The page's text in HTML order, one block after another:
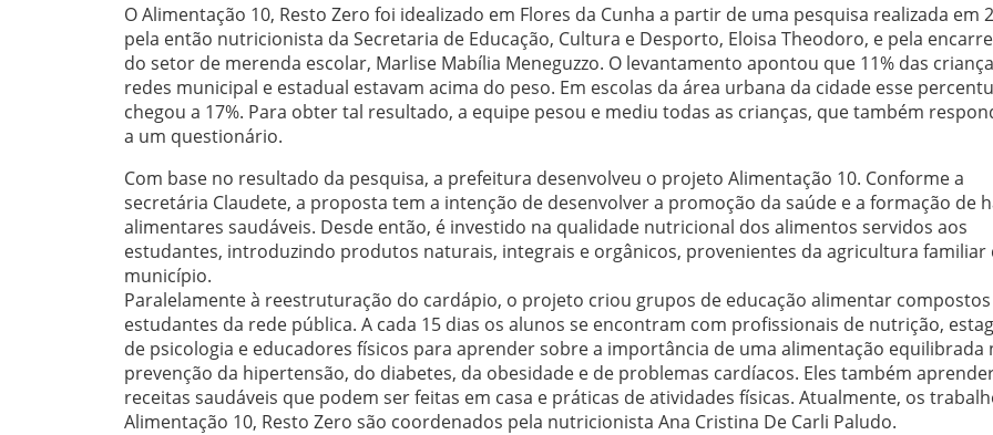
O Alimentação 10, Resto Zero foi idealizado em Flores da Cunha a partir de uma pesquisa realizada em
pela então nutricionista da Secretaria de Educação, Cultura e Desporto, Eloisa Theodoro, e pela
do setor de merenda escolar, Marlise Mabília Meneguzzo. O levantamento apontou que 11% das
redes municipal e estadual estavam acima do peso. Em escolas da área urbana da cidade esse
chegou a 17%. Para obter tal resultado, a equipe pesou e mediu todas as crianças, que também
a um questionário.
Com base no resultado da pesquisa, a prefeitura desenvolveu o projeto Alimentação 10. Conforme a
secretária Claudete, a proposta tem a intenção de desenvolver a promoção da saúde e a formação de
alimentares saudáveis. Desde então, é investido na qualidade nutricional dos alimentos servidos aos
estudantes, introduzindo produtos naturais, integrais e orgânicos, provenientes da agricultura familiar
município.
Paralelamente à reestruturação do cardápio, o projeto criou grupos de educação alimentar
estudantes da rede pública. A cada 15 dias os alunos se encontram com profissionais de nutrição,
de psicologia e educadores físicos para aprender sobre a importância de uma alimentação equilibrada
prevenção da hipertensão, do diabetes, da obesidade e de problemas cardíacos. Eles também
receitas saudáveis que podem ser feitas em casa e práticas de atividades físicas. Atualmente, os
Alimentação 10, Resto Zero são coordenados pela nutricionista Ana Cristina De Carli Paludo.